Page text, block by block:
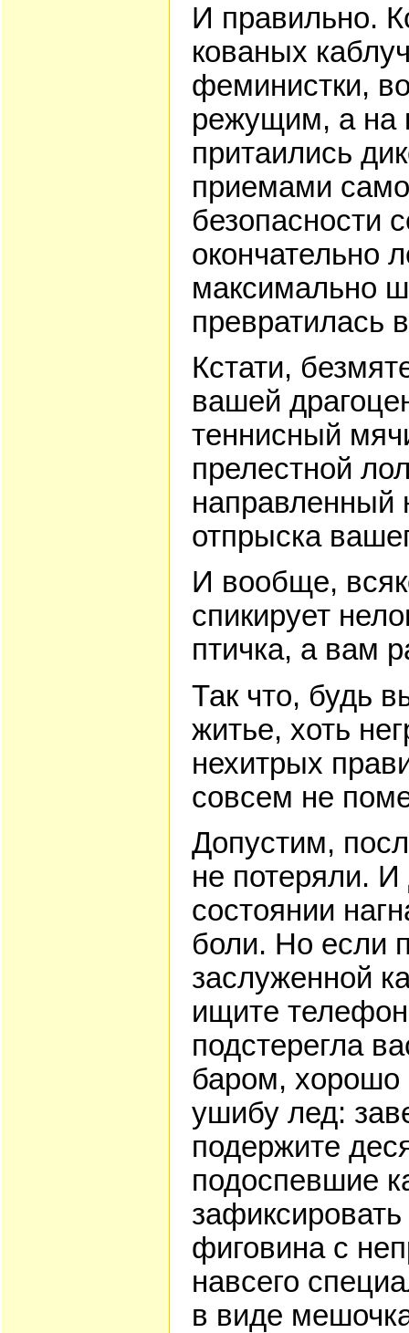
И правильно.
кованых
феминистки,
режущим, а на
притаились
приемами
безопасности
окончательно
максимально
превратилась
Кстати,
вашей
теннисный
прелестной
направленный
отпрыска
И вообще,
спикирует
птичка, а вам
Так что, будь
житье, хоть
нехитрых
совсем не
Допустим,
не потеряли.
состоянии
боли. Но если
заслуженной
ищите
подстерегла
баром, хорошо
ушибу лед:
подержите
подоспевшие
фиговина с
навсего
в виде